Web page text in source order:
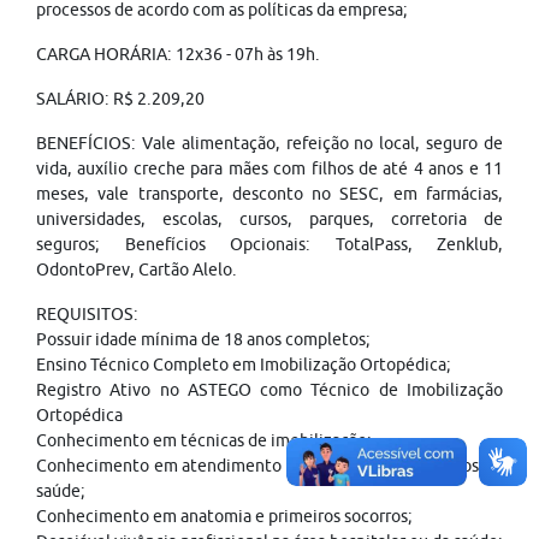
processos de acordo com as políticas da empresa;
CARGA HORÁRIA: 12x36 - 07h às 19h.
SALÁRIO: R$ 2.209,20
BENEFÍCIOS: Vale alimentação, refeição no local, seguro de
vida, auxílio creche para mães com filhos de até 4 anos e 11
meses, vale transporte, desconto no SESC, em farmácias,
universidades, escolas, cursos, parques, corretoria de
seguros; Benefícios Opcionais: TotalPass, Zenklub,
OdontoPrev, Cartão Alelo.
REQUISITOS:
Possuir idade mínima de 18 anos completos;
Ensino Técnico Completo em Imobilização Ortopédica;
Registro Ativo no ASTEGO como Técnico de Imobilização
Ortopédica
Conhecimento em técnicas de imobilização;
Conhecimento em atendimento hospitalar ou em serviços de
saúde;
Conhecimento em anatomia e primeiros socorros;